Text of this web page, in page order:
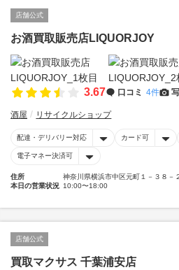
店舗公式
お酒買取販売店LIQUORJOY
3.67 口コミ 4件
酒屋 リサイクルショップ
配達・デリバリー対応 カード可
電子マネー決済可
住所
神奈川県横浜市中区元町１－３８－
本日の営業状況 10:00〜18:00
店舗公式
買取マクサス 千葉浦安店